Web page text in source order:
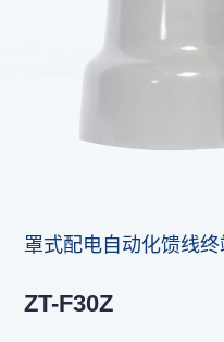
罩式配电自动化馈线终
ZT-F30Z